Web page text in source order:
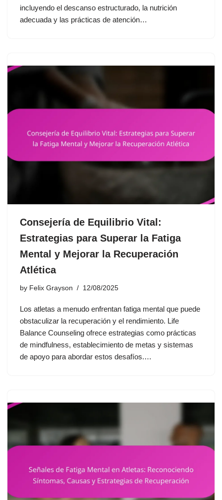
incluyendo el descanso estructurado, la nutrición
adecuada y las prácticas de atención…
Consejería de Equilibrio Vital:
Estrategias para Superar la Fatiga
Mental y Mejorar la Recuperación
Atlética
by Felix Grayson 12/08/2025
Los atletas a menudo enfrentan fatiga mental que puede
obstaculizar la recuperación y el rendimiento. Life
Balance Counseling ofrece estrategias como prácticas
de mindfulness, establecimiento de metas y sistemas
de apoyo para abordar estos desafíos.…